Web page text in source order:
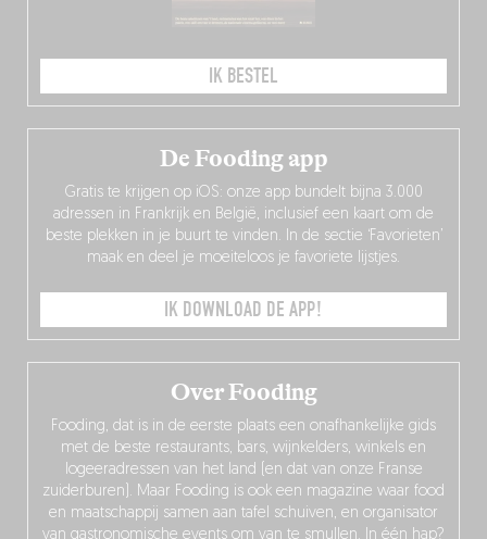
IK BESTEL
Over Fooding
Fooding, dat is in de eerste plaats een onafhankelijke gids
met de beste restaurants, bars, wijnkelders, winkels en
logeeradressen van het land (en dat van onze Franse
zuiderburen). Maar Fooding is ook een magazine waar food
en maatschappij samen aan tafel schuiven, en organisator
van gastronomische events om van te smullen. In één hap?
De Fooding app
Gratis te krijgen op iOS: onze app bundelt bijna 3.000
adressen in Frankrijk en België, inclusief een kaart om de
beste plekken in je buurt te vinden. In de sectie ‘Favorieten’
maak en deel je moeiteloos je favoriete lijstjes.
IK DOWNLOAD DE APP!